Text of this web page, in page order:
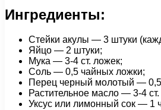
Ингредиенты:
Стейки акулы — 3 штуки
Яйцо — 2 штуки;
Мука — 3-4 ст. ложек;
Соль — 0,5 чайных ложки;
Перец черный молотый —
Растительное масло — 3-4
Уксус или лимонный сок — 1